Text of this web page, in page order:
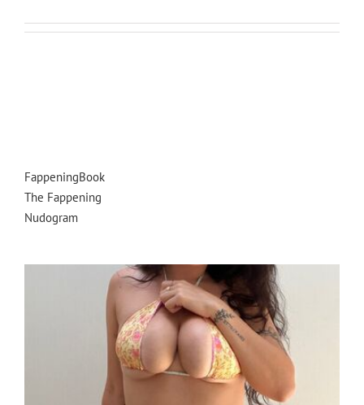
FappeningBook
The Fappening
Nudogram